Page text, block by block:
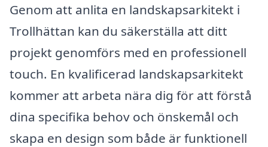
Genom att anlita en landskapsarkitekt i
Trollhättan kan du säkerställa att ditt
projekt genomförs med en professionell
touch. En kvalificerad landskapsarkitekt
kommer att arbeta nära dig för att förstå
dina specifika behov och önskemål och
skapa en design som både är funktionell